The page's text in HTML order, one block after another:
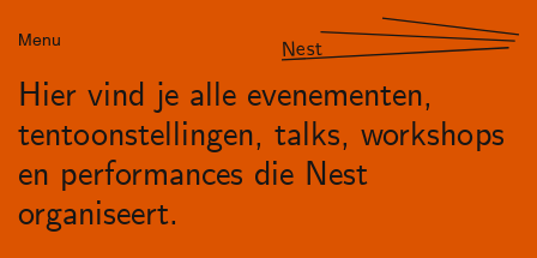
Menu Nest
Hier vind je alle evenementen,
tentoonstellingen, talks, workshops
en performances die Nest
organiseert.